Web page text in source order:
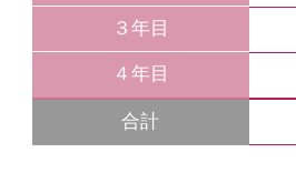
３年目
４年目
合計